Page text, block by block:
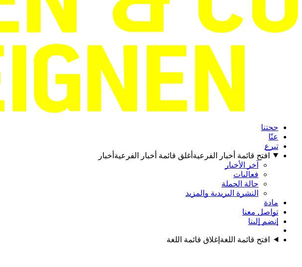
حجتنا
عنّا
تبرع
افتح قائمة أخبار الفرعية أغلق قائمة أخبار الفرعية أخبار
آخر الأخبار
فعاليات
حالة الحملة
النشرة البريدية والمزيد
مادة
تواصل معنا
إنضم إلينا
افتح قائمة اللغة إغلاق قائمة اللغة